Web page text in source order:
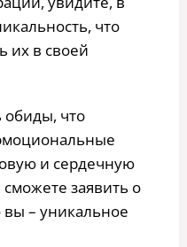
что
их в своей
обиды, что
и сердечную
заявить о
вы – уникальное